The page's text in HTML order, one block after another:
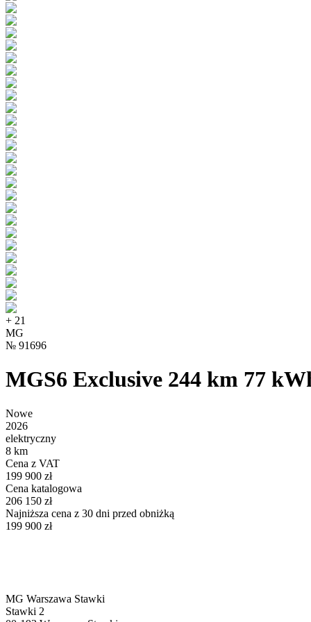
+ 21
MG
№ 91696
MGS6 Exclusive 244 km 77
Nowe
2026
elektryczny
8 km
Cena z VAT
199 900 zł
Cena katalogowa
206 150 zł
Najniższa cena z 30 dni przed obniżką
199 900 zł
MG Warszawa Stawki
Stawki 2